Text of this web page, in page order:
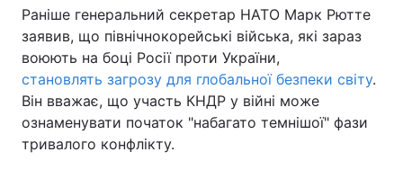
Раніше генеральний секретар НАТО Марк Рютте
заявив, що північнокорейські війська, які зараз
воюють на боці Росії проти України,
становлять загрозу для глобальної безпеки світу.
Він вважає, що участь КНДР у війні може
ознаменувати початок "набагато темнішої" фази
тривалого конфлікту.